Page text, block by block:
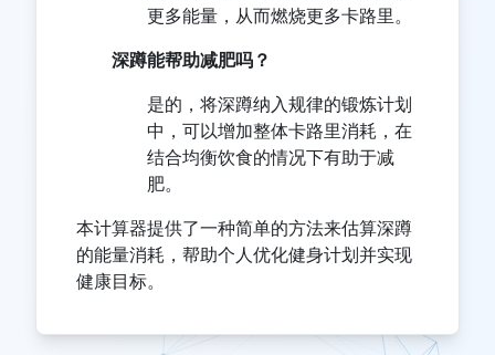
更多能量，从而燃烧更多卡路里。
深蹲能帮助减肥吗？
是的，将深蹲纳入规律的锻炼计划
中，可以增加整体卡路里消耗，在
结合均衡饮食的情况下有助于减
肥。
本计算器提供了一种简单的方法来估算深蹲
的能量消耗，帮助个人优化健身计划并实现
健康目标。